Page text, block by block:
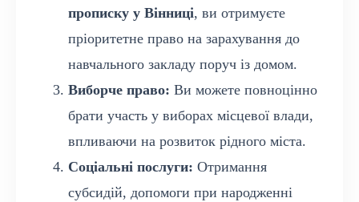
прописку у Вінниці, ви отримуєте
пріоритетне право на зарахування до
навчального закладу поруч із домом.
Виборче право: Ви можете повноцінно
брати участь у виборах місцевої влади,
впливаючи на розвиток рідного міста.
Соціальні послуги: Отримання
субсидій, допомоги при народженні